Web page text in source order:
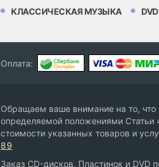
КЛАССИЧЕСКАЯ МУЗЫКА
Оплата:
Обращаем ваше внимание на то, что
определяемой положениями Статьи
стоимости указанных товаров и
89
Заказ CD-дисков, Пластинок и DVD